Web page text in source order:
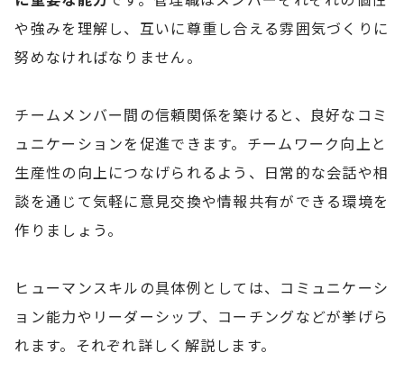
や強みを理解し、互いに尊重し合える雰囲気づくりに
努めなければなりません。
チームメンバー間の信頼関係を築けると、良好なコミ
ュニケーションを促進できます。チームワーク向上と
生産性の向上につなげられるよう、日常的な会話や相
談を通じて気軽に意見交換や情報共有ができる環境を
作りましょう。
ヒューマンスキルの具体例としては、コミュニケーシ
ョン能力やリーダーシップ、コーチングなどが挙げら
れます。それぞれ詳しく解説します。